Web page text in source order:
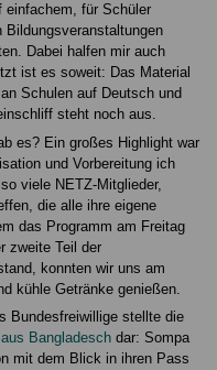
einfachem, für Schüler
Dabei halfen mir auch
ist es soweit: Das Material
Schulen auf Deutsch und
steht noch aus.
es? Ein großes Highlight war
und Vorbereitung ich
viele NETZ-Mitglieder,
die alle ihre eigene
das Programm am Freitag
zweite Teil der
konnten wir uns am
kühle Getränke genießen.
Bundesfreiwillige stellte die
Bangladesch dar: Sompa
mit dem Blick in ihren Pass